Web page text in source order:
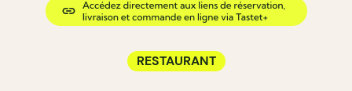
RESTAURANT